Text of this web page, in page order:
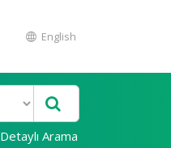
English
Detaylı Arama